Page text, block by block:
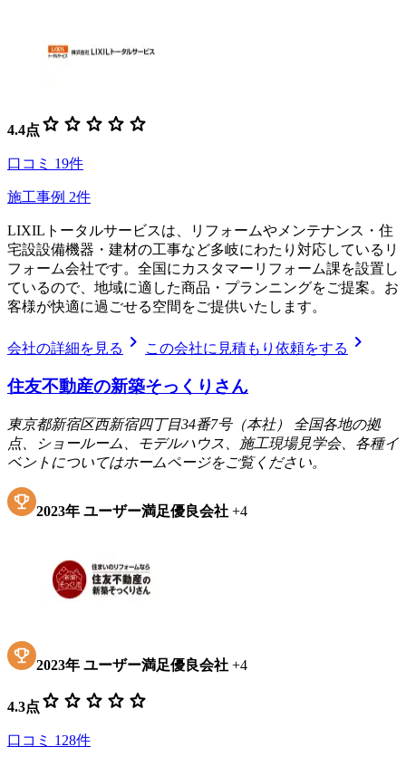
4.4点 star star star star star
口コミ 19件
施工事例 2件
LIXILトータルサービスは、リフォームやメンテナンス・住
宅設設備機器・建材の工事など多岐にわたり対応しているリ
フォーム会社です。全国にカスタマーリフォーム課を設置し
ているので、地域に適した商品・プランニングをご提案。お
客様が快適に過ごせる空間をご提供いたします。
会社の詳細を見る chevron_right この会社に見積もり依頼をする chevron_right
住友不動産の新築そっくりさん
東京都新宿区西新宿四丁目34番7号（本社） 全国各地の拠
点、ショールーム、モデルハウス、施工現場見学会、各種イ
ベントについてはホームページをご覧ください。
2023年 ユーザー満足優良会社 +4
2023年 ユーザー満足優良会社 +4
4.3点 star star star star star
口コミ 128件